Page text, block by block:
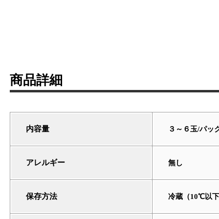
商品詳細
内容量 ３～６玉/パッ
アレルギー 無し
保存方法 冷蔵（10℃以